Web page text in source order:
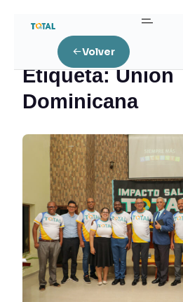
Volver
Home Posts tagged
Etiqueta:Unión
Dominicana